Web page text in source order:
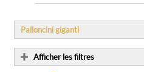
Afficher les filtres
Palloncini giganti